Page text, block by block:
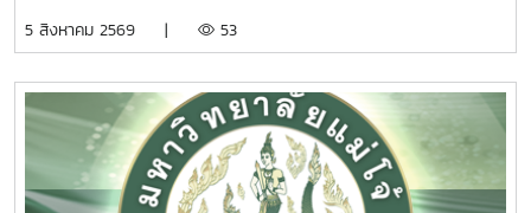
โครงการ Explore ซึ่งเป็นเครือข่ายวิจัยด้านการจัดการภูมิทัศน์
จัดการป่าบุ่งป่าทาม (Flooded Forests) เพื่อส่งเสริมความหลาก
หลายทางชีวภาพของระบบนิเวศน้ำและการใช้ประโยชน์ทรัพยากร
อย่างยั่งยืน โดยดำเนินงานร่วมกับเครือข่ายวิจัยจากหลายประเทศ
ได้แก่ มหาวิทยาลัยแม่โจ้ ประเทศไทย, My Village
5 สิงหาคม 2569 | 53